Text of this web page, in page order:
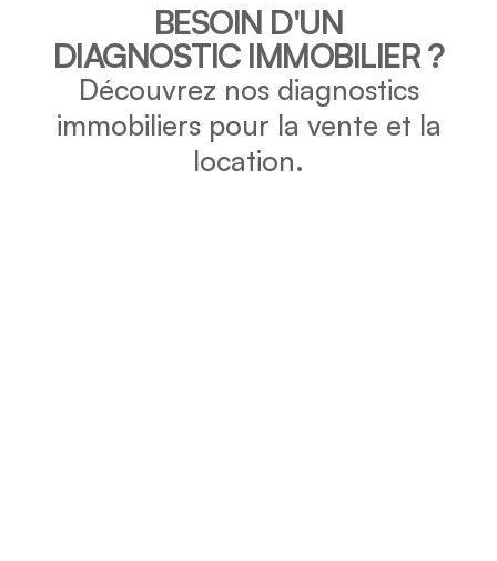
BESOIN D'UN
DIAGNOSTIC IMMOBILIER ?
Découvrez nos diagnostics
immobiliers pour la vente et la
location.